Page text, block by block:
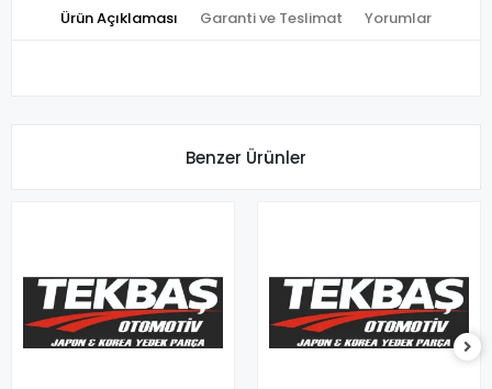
Ürün Açıklaması Garanti ve Teslimat Yorumlar
Benzer Ürünler